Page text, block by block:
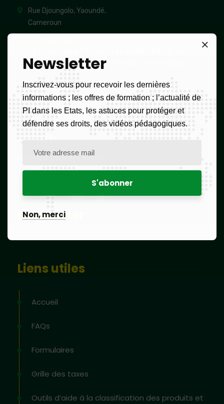
Rue Djoungolo, Yaoundé,
Cameroun
699 31 46 73/(237) 677 114 084 /
Whatsapp OAPI
(237) 677 114 084
Lun – Ven: 08:00h – 16:00h,
Sam et Dim: FERME
Newsletter
Liens utiles
Accueil
FAQs
Formulaires
Grille des taxes
Outils d’aide à la classification des produits et
Newsletter
Inscrivez-vous pour recevoir les dernières
informations ; les offres de formation ; l’actualité de
PI dans les Etats, les astuces pour protéger et
défendre ses droits, des vidéos pédagogiques.
Non, merci